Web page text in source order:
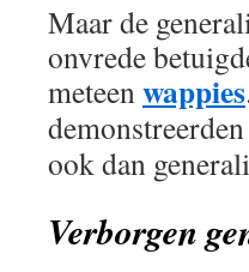
Maar de
onvrede
meteenwappies
ook dan
Verborgen